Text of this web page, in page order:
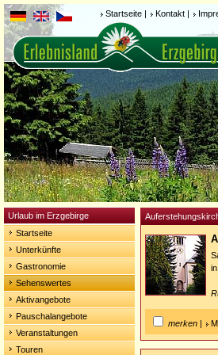
Startseite | Kontakt |
Urlaub im Erzgebirge
Startseite
Unterkünfte
Gastronomie
Sehenswertes
Aktivangebote
Pauschalangebote
Veranstaltungen
Touren
in
merken |